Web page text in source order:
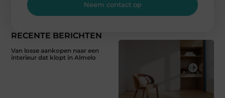
RECENTE BERICHTEN
Van losse aankopen naar een
interieur dat klopt in Almelo
Neem contact op